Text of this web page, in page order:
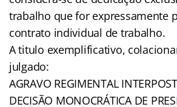
trabalho que for expressamente
contrato individual de trabalho.
A titulo exemplificativo,
julgado:
AGRAVO REGIMENTAL
DECISÃO MONOCRÁTICA DE